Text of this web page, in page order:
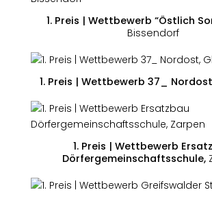
1. Preis | Wettbewerb “Östlich
Bissendorf
1. Preis | Wettbewerb 37_
1. Preis | Wettbewerb
Dörfergemeinschaftsschule,